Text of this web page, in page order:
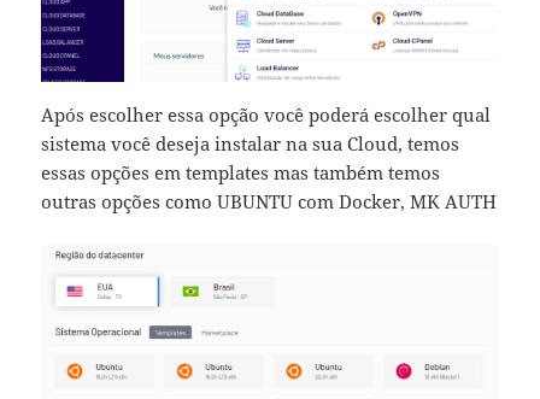
Após escolher essa opção você poderá escolher qual
sistema você deseja instalar na sua Cloud, temos
essas opções em templates mas também temos
outras opções como UBUNTU com Docker, MK AUTH